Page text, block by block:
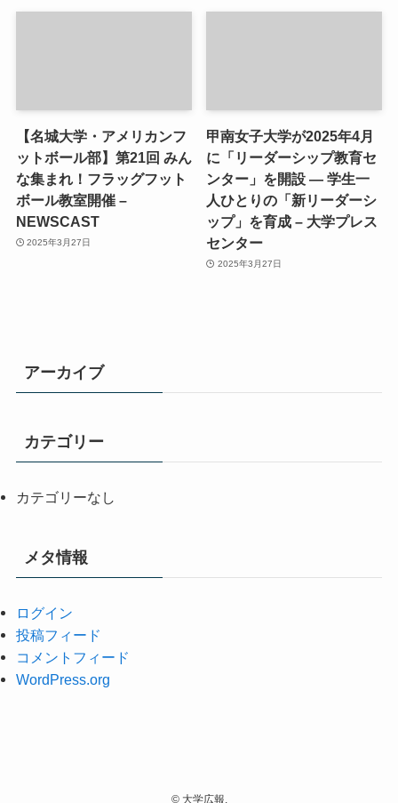
【名城大学・アメリカンフ
ットボール部】第21回 みん
な集まれ！フラッグフット
ボール教室開催 –
NEWSCAST
2025年3月27日
甲南女子大学が2025年4月
に「リーダーシップ教育セ
ンター」を開設 ― 学生一
人ひとりの「新リーダーシ
ップ」を育成 – 大学プレス
センター
2025年3月27日
アーカイブ
カテゴリー
カテゴリーなし
メタ情報
ログイン
投稿フィード
コメントフィード
WordPress.org
©大学広報.